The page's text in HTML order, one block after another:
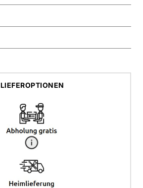
LIEFEROPTIONEN